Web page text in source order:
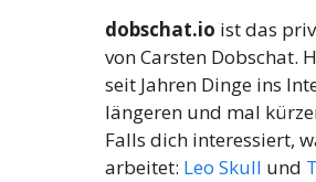
dobschat.io ist das
von Carsten Dobschat.
seit Jahren Dinge ins
längeren und mal
Falls dich interessiert,
arbeitet: Leo Skull und